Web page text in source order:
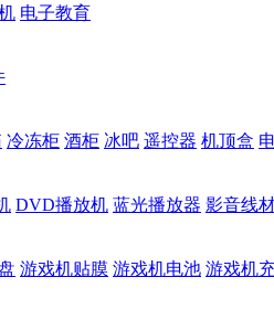
电子教育
冷冻柜 酒柜 冰吧 遥控器 机顶盒
DVD播放机 蓝光播放器 影音线
游戏机贴膜 游戏机电池 游戏机